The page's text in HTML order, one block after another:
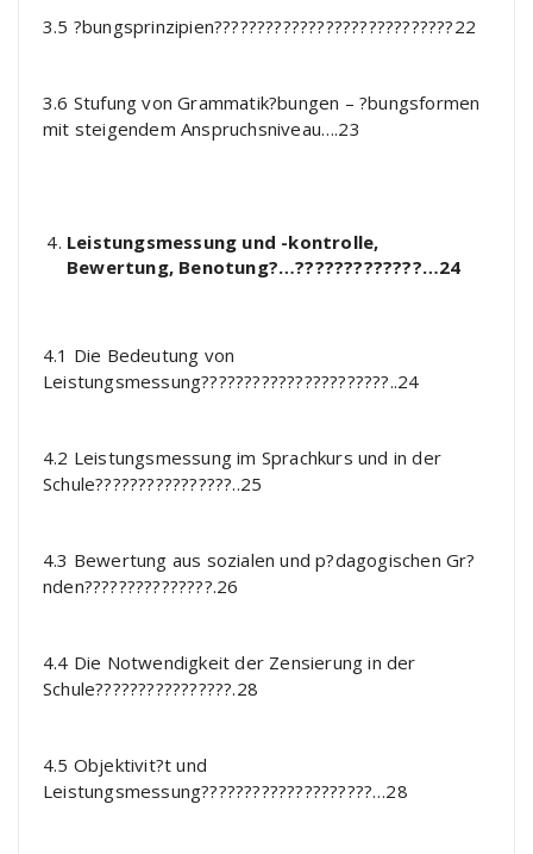
3.5 ?bungsprinzipien????????????????????????????22
3.6 Stufung von Grammatik?bungen – ?bungsformen
mit steigendem Anspruchsniveau….23
Leistungsmessung und -kontrolle,
Bewertung, Benotung?…?????????????…24
4.1 Die Bedeutung von
Leistungsmessung??????????????????????..24
4.2 Leistungsmessung im Sprachkurs und in der
Schule????????????????..25
4.3 Bewertung aus sozialen und p?dagogischen Gr?
nden???????????????.26
4.4 Die Notwendigkeit der Zensierung in der
Schule????????????????.28
4.5 Objektivit?t und
Leistungsmessung????????????????????…28